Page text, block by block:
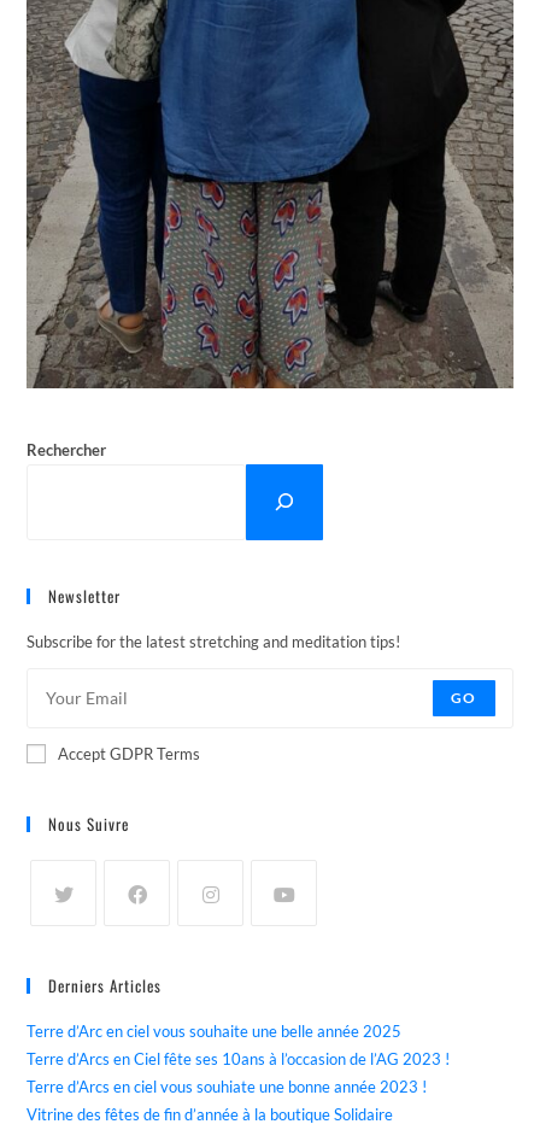
Rechercher
Newsletter
Subscribe for the latest stretching and meditation tips!
GO
Accept GDPR Terms
Nous Suivre
Derniers Articles
Terre d’Arc en ciel vous souhaite une belle année 2025
Terre d’Arcs en Ciel fête ses 10ans à l’occasion de l’AG 2023 !
Terre d’Arcs en ciel vous souhiate une bonne année 2023 !
Vitrine des fêtes de fin d’année à la boutique Solidaire